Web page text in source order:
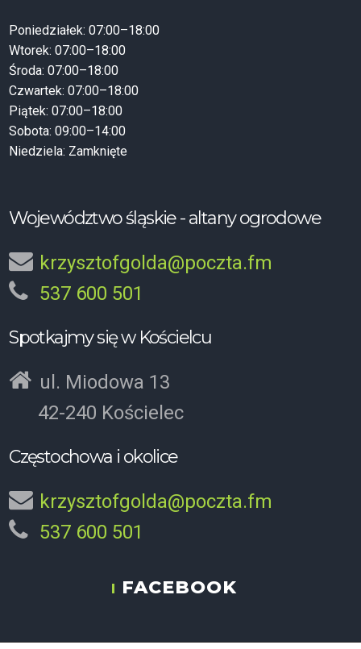
Poniedziałek: 07:00–18:00
Wtorek: 07:00–18:00
Środa: 07:00–18:00
Czwartek: 07:00–18:00
Piątek: 07:00–18:00
Sobota: 09:00–14:00
Niedziela: Zamknięte
Województwo śląskie - altany ogrodowe
krzysztofgolda@poczta.fm
537 600 501
Spotkajmy się w Kościelcu
ul. Miodowa 13
42-240 Kościelec
Częstochowa i okolice
krzysztofgolda@poczta.fm
537 600 501
FACEBOOK